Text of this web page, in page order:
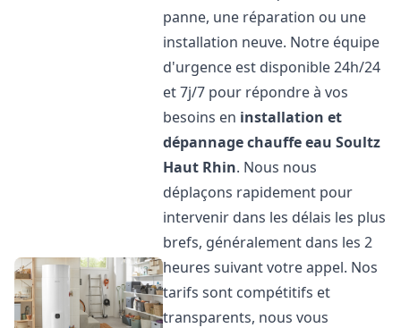
panne, une réparation ou une
installation neuve. Notre équipe
d'urgence est disponible 24h/24
et 7j/7 pour répondre à vos
besoins en installation et
dépannage chauffe eau Soultz
Haut Rhin. Nous nous
déplaçons rapidement pour
intervenir dans les délais les plus
brefs, généralement dans les 2
heures suivant votre appel. Nos
tarifs sont compétitifs et
transparents, nous vous